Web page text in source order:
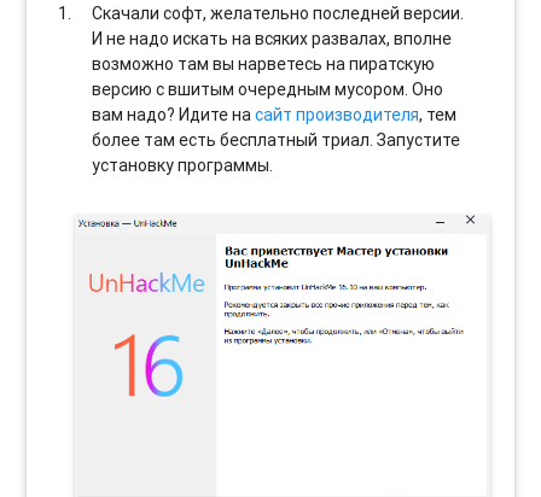
Скачали софт, желательно последней версии.
И не надо искать на всяких развалах, вполне
возможно там вы нарветесь на пиратскую
версию с вшитым очередным мусором. Оно
вам надо? Идите насайт производителя, тем
более там есть бесплатный триал. Запустите
установку программы.